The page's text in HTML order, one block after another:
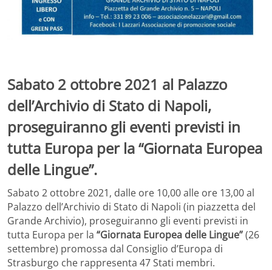
Sabato 2 ottobre 2021 al Palazzo
dell’Archivio di Stato di Napoli,
proseguiranno gli eventi previsti in
tutta Europa per la “Giornata Europea
delle Lingue”.
Sabato 2 ottobre 2021, dalle ore 10,00 alle ore 13,00 al
Palazzo dell’Archivio di Stato di Napoli (in piazzetta del
Grande Archivio), proseguiranno gli eventi previsti in
tutta Europa per la “Giornata Europea delle Lingue”(26
settembre) promossa dal Consiglio d’Europa di
Strasburgo che rappresenta 47 Stati membri.